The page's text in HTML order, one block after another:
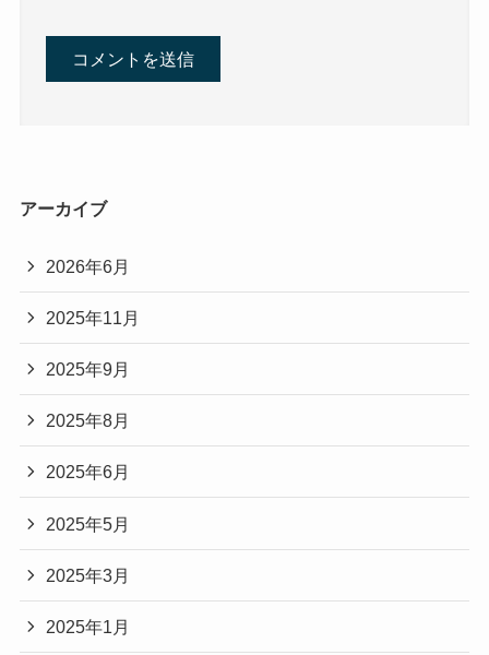
アーカイブ
2026年6月
2025年11月
2025年9月
2025年8月
2025年6月
2025年5月
2025年3月
2025年1月